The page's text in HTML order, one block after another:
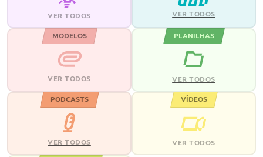
VER TODOS VER TODOS
MODELOS
VER TODOS
PLANILHAS
VER TODOS
PODCASTS
VER TODOS
VÍDEOS
VER TODOS